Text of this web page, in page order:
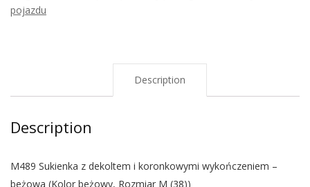
pojazdu
Description
Description
M489 Sukienka z dekoltem i koronkowymi wykończeniem –
beżowa (Kolor beżowy, Rozmiar M (38))